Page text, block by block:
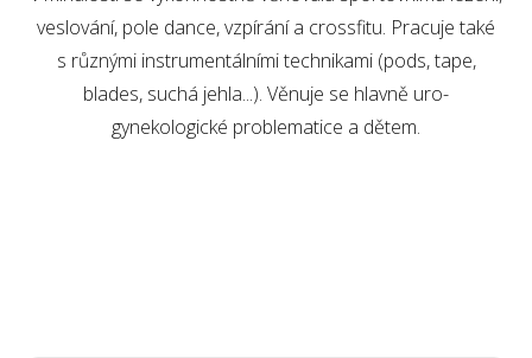
veslování, pole dance, vzpírání a crossfitu. Pracuje také
s různými instrumentálními technikami (pods, tape,
blades, suchá jehla...). Věnuje se hlavně uro-
gynekologické problematice a dětem.